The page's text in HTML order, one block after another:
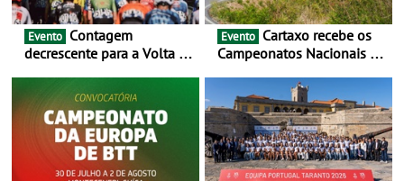
Evento
decrescente para a Volta a
as 17 equipas de 2026
Evento
Campeonatos Nacionais da
julho e 2 de agosto